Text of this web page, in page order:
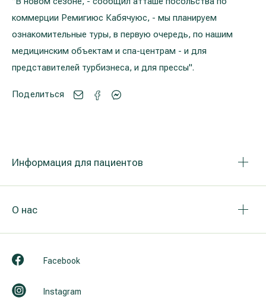
коммерции Ремигиюс Кабячуюс, - мы планируем
ознакомительные туры, в первую очередь, по нашим
медицинским объектам и спа-центрам - и для
представителей турбизнеса, и для прессы".
Поделиться
Информация для пациентов
О нас
Facebook
Instagram